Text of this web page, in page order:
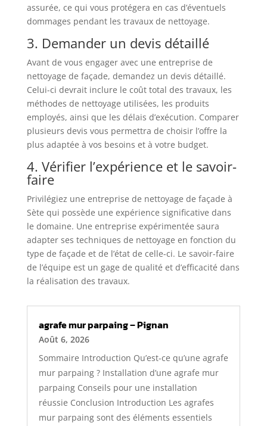
assurée, ce qui vous protégera en cas d’éventuels
dommages pendant les travaux de nettoyage.
3. Demander un devis détaillé
Avant de vous engager avec une entreprise de
nettoyage de façade, demandez un devis détaillé.
Celui-ci devrait inclure le coût total des travaux, les
méthodes de nettoyage utilisées, les produits
employés, ainsi que les délais d’exécution. Comparer
plusieurs devis vous permettra de choisir l’offre la
plus adaptée à vos besoins et à votre budget.
4. Vérifier l’expérience et le savoir-
faire
Privilégiez une entreprise de nettoyage de façade à
Sète qui possède une expérience significative dans
le domaine. Une entreprise expérimentée saura
adapter ses techniques de nettoyage en fonction du
type de façade et de l’état de celle-ci. Le savoir-faire
de l’équipe est un gage de qualité et d’efficacité dans
la réalisation des travaux.
agrafe mur parpaing – Pignan
Août 6, 2026
Sommaire Introduction Qu’est-ce qu’une agrafe
mur parpaing ? Installation d’une agrafe mur
parpaing Conseils pour une installation
réussie Conclusion Introduction Les agrafes
mur parpaing sont des éléments essentiels